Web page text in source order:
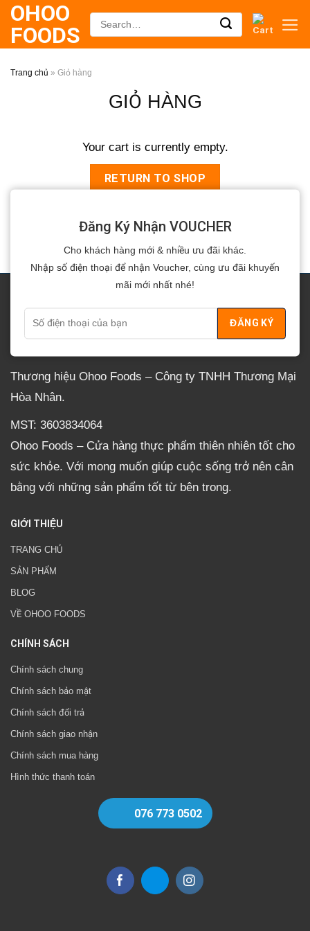
Skip
content
OHOO
FOODS
Search
for:
Trang chủ » Giỏ hàng
GIỎ HÀNG
Your cart is currently empty.
RETURN TO SHOP
Đăng Ký Nhận VOUCHER
Cho khách hàng mới & nhiều ưu đãi khác.
Nhập số điện thoại để nhận Voucher, cùng ưu đãi khuyến
mãi mới nhất nhé!
VỀ OHOO
Thương hiệu Ohoo Foods – Công ty TNHH Thương Mại
Hòa Nhân.
MST: 3603834064
Ohoo Foods – Cửa hàng thực phẩm thiên nhiên tốt cho
sức khỏe. Với mong muốn giúp cuộc sống trở nên cân
bằng với những sản phẩm tốt từ bên trong.
GIỚI THIỆU
TRANG CHỦ
SẢN PHẨM
BLOG
VỀ OHOO FOODS
CHÍNH SÁCH
Chính sách chung
Chính sách bảo mật
Chính sách đổi trả
Chính sách giao nhận
Chính sách mua hàng
Hình thức thanh toán
076 773 0502